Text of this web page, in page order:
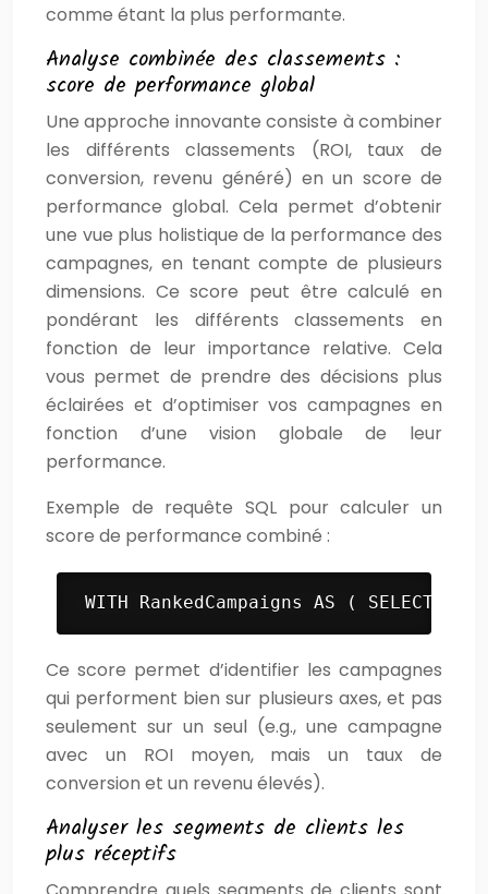
comme étant la plus performante.
Analyse combinée des classements :
score de performance global
Une approche innovante consiste à combiner
les différents classements (ROI, taux de
conversion, revenu généré) en un score de
performance global. Cela permet d’obtenir
une vue plus holistique de la performance des
campagnes, en tenant compte de plusieurs
dimensions. Ce score peut être calculé en
pondérant les différents classements en
fonction de leur importance relative. Cela
vous permet de prendre des décisions plus
éclairées et d’optimiser vos campagnes en
fonction d’une vision globale de leur
performance.
Exemple de requête SQL pour calculer un
score de performance combiné :
WITH RankedCampaigns AS ( SELECT
Ce score permet d’identifier les campagnes
qui performent bien sur plusieurs axes, et pas
seulement sur un seul (e.g., une campagne
avec un ROI moyen, mais un taux de
conversion et un revenu élevés).
Analyser les segments de clients les
plus réceptifs